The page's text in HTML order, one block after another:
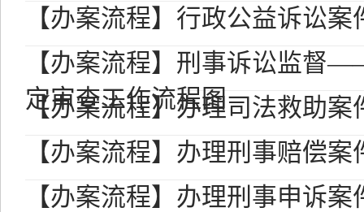
【办案流程】行政公益诉讼
【办案流程】刑事诉讼监督
定审查工作流程图
【办案流程】办理司法救助案
【办案流程】办理刑事赔偿案
【办案流程】办理刑事申诉案